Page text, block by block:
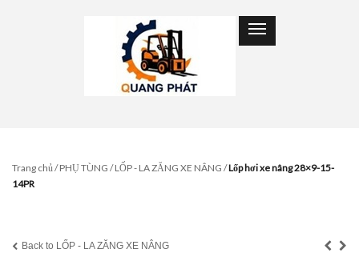
Trang chủ/PHỤ TÙNG /LỐP - LA ZĂNG XE NÂNG /Lốp hơi xe nâng 28×9-15-
14PR
Back to LỐP - LA ZĂNG XE NÂNG